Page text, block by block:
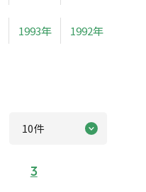
1993年 1992年
3